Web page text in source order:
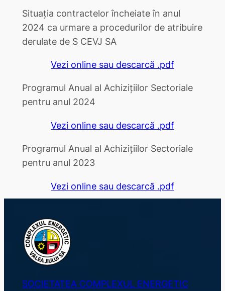
Situația contractelor încheiate în anul
2024 ca urmare a procedurilor de atribuire
derulate de S CEVJ SA
Vezi online sau descarcă .pdf
Programul Anual al Achizițiilor Sectoriale
pentru anul 2024
Vezi online sau descarcă .pdf
Programul Anual al Achizițiilor Sectoriale
pentru anul 2023
Vezi online sau descarcă .pdf
SOCIETATEA COMPLEXUL ENERGETIC